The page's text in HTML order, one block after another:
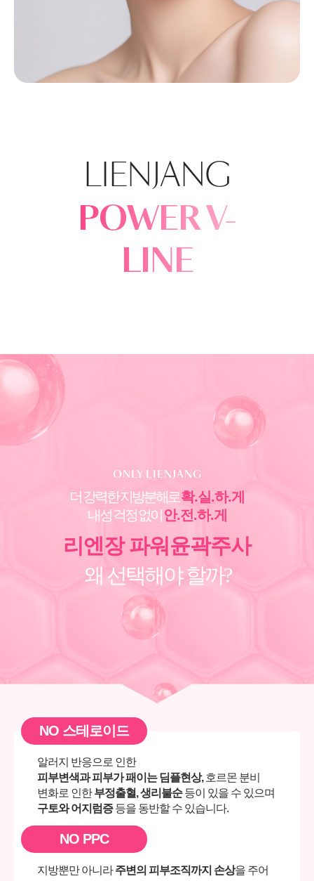
LIENJANG
POWER V-
LINE
ONLY LIENJANG
더 강력한 지방분해로확.실.하.게
내성 걱정 없이 안.전.하.게
리엔장 파워윤곽주사
왜 선택해야 할까?
NO 스테로이드
알러지 반응으로 인한
피부변색과 피부가 패이는 딤플현상,호르몬 분비
변화로 인한부정출혈, 생리불순등이 있을 수 있으며
구토와 어지럼증등을 동반할 수 있습니다.
NO PPC
지방뿐만 아니라주변의 피부조직까지 손상을 주어